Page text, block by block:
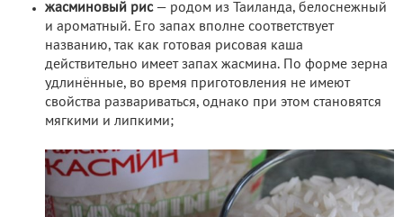
жасминовый рис— родом из Таиланда, белоснежный
и ароматный. Его запах вполне соответствует
названию, так как готовая рисовая каша
действительно имеет запах жасмина. По форме зерна
удлинённые, во время приготовления не имеют
свойства развариваться, однако при этом становятся
мягкими и липкими;